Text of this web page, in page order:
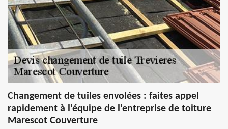
Changement de tuiles envolées : faites appel
rapidement à l’équipe de l’entreprise de toiture
Marescot Couverture